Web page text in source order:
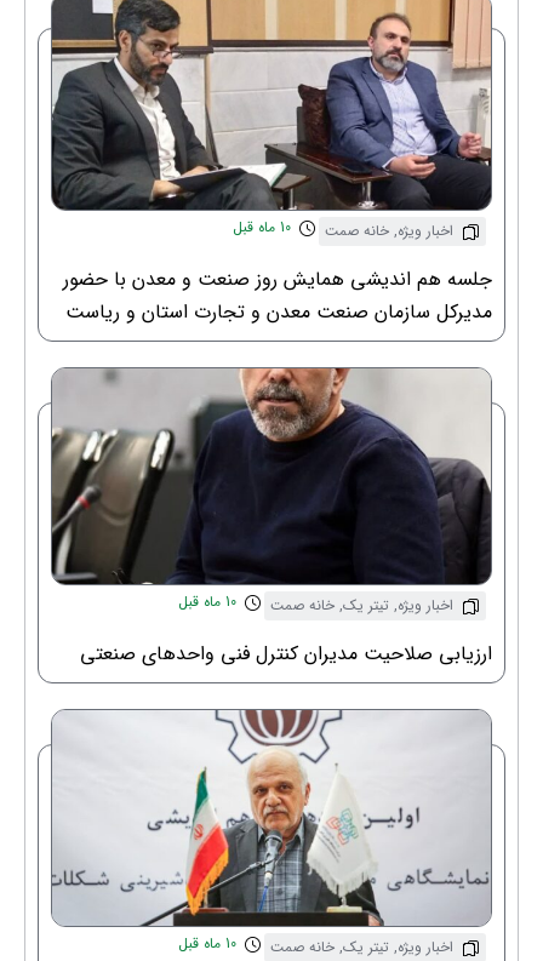
اخبار ویژه, خانه صمت 10 ماه قبل
جلسه هم اندیشی همایش روز صنعت و معدن با حضور
مدیرکل سازمان صنعت معدن و تجارت استان و ریاست
خانه صنعت معدن و تجارت استان قم
اخبار ویژه, تیتر یک, خانه صمت 10 ماه قبل
ارزیابی صلاحیت مدیران کنترل فنی واحدهای صنعتی
اخبار ویژه, تیتر یک, خانه صمت 10 ماه قبل